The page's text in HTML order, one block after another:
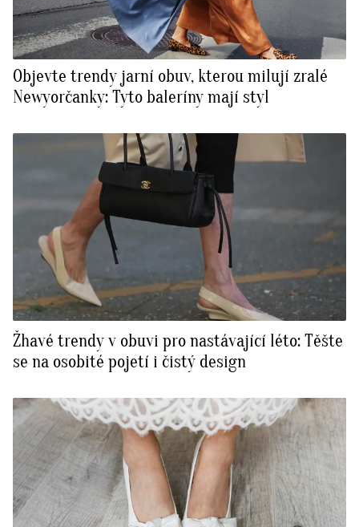
Objevte trendy jarní obuv, kterou milují zralé
Newyorčanky: Tyto baleríny mají styl
Žhavé trendy v obuvi pro nastávající léto: Těšte
se na osobité pojetí i čistý design